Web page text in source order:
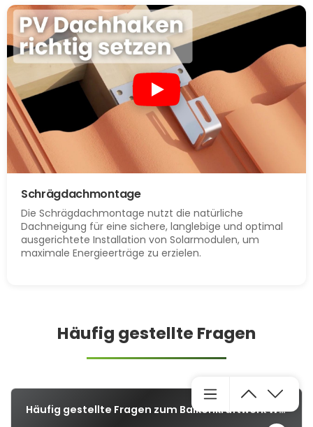
Schrägdachmontage
Die Schrägdachmontage nutzt die natürliche
Dachneigung für eine sichere, langlebige und optimal
ausgerichtete Installation von Solarmodulen, um
maximale Energieerträge zu erzielen.
Häufig gestellte Fragen
Häufig gestellte Fragen zum Balkonkraftwerk Wie viel Strom erzeugt ein Balkonkraftwerk am Tag?